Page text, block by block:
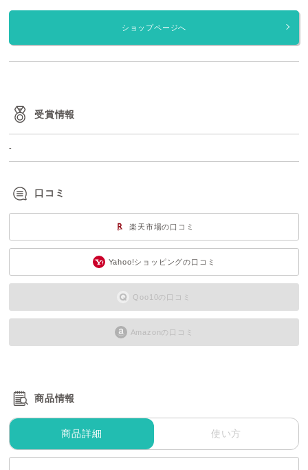
ショップページへ
受賞情報
-
口コミ
楽天市場の口コミ
Yahoo!ショッピングの口コミ
Qoo10の口コミ
Amazonの口コミ
商品情報
商品詳細 使い方